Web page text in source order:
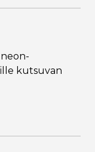
kutsuvan